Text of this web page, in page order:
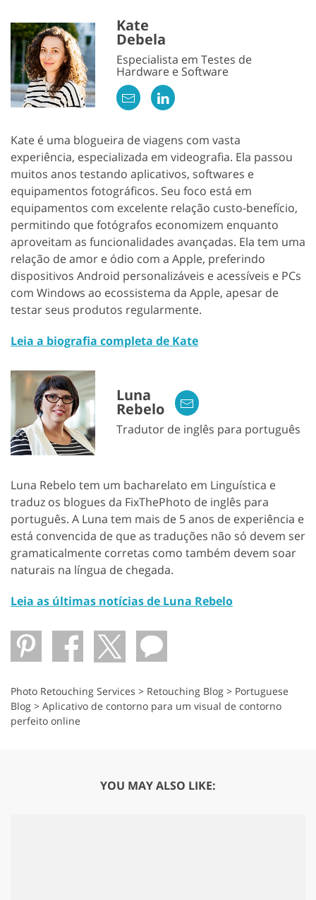
Kate
Debela
Especialista em Testes de
Hardware e Software
Kate é uma blogueira de viagens com vasta
experiência, especializada em videografia. Ela passou
muitos anos testando aplicativos, softwares e
equipamentos fotográficos. Seu foco está em
equipamentos com excelente relação custo-benefício,
permitindo que fotógrafos economizem enquanto
aproveitam as funcionalidades avançadas. Ela tem uma
relação de amor e ódio com a Apple, preferindo
dispositivos Android personalizáveis ​​e acessíveis e PCs
com Windows ao ecossistema da Apple, apesar de
testar seus produtos regularmente.
Leia a biografia completa de Kate
Luna
Rebelo
Tradutor de inglês para português
Luna Rebelo tem um bacharelato em Linguística e
traduz os blogues da FixThePhoto de inglês para
português. A Luna tem mais de 5 anos de experiência e
está convencida de que as traduções não só devem ser
gramaticalmente corretas como também devem soar
naturais na língua de chegada.
Leia as últimas notícias de Luna Rebelo
Photo Retouching Services > Retouching Blog > Portuguese
Blog > Aplicativo de contorno para um visual de contorno
perfeito online
YOU MAY ALSO LIKE: